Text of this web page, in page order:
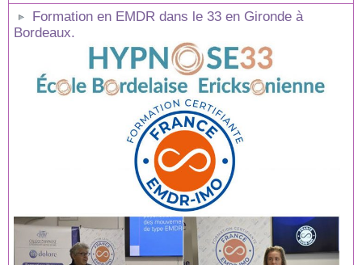
Formation en EMDR dans le 33 en Gironde à
Bordeaux.